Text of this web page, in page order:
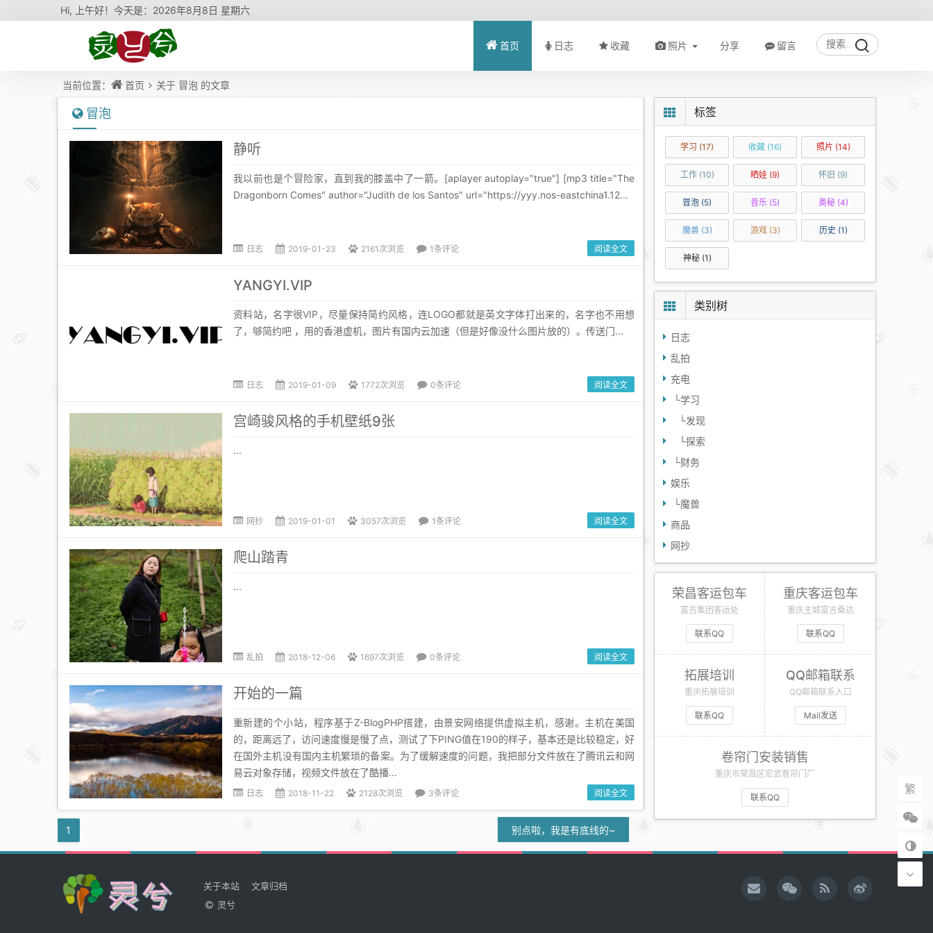
Hi, 上午好！今天是： 2026年8月8日 星期六
首页 日志 收藏 照片 分享 留言
当前位置： 首页 关于 冒泡 的文章
冒泡
静听
我以前也是个冒险家，直到我的膝盖中了一箭。[aplayer autoplay="true"] [mp3 title="The
Dragonborn Comes" author="Judith de los Santos" url="https://yyy.nos-eastchina1.12...
日志 2019-01-23 2161次浏览 1条评论 阅读全文
YANGYI.VIP
资料站，名字很VIP，尽量保持简约风格，连LOGO都就是英文字体打出来的，名字也不用想
了，够简约吧 ，用的香港虚机，图片有国内云加速（但是好像没什么图片放的）。传送门...
日志 2019-01-09 1772次浏览 0条评论 阅读全文
宫崎骏风格的手机壁纸9张
...
网抄 2019-01-01 3057次浏览 1条评论 阅读全文
爬山踏青
...
乱拍 2018-12-06 1697次浏览 0条评论 阅读全文
开始的一篇
重新建的个小站，程序基于Z-BlogPHP搭建，由景安网络提供虚拟主机，感谢。主机在美国
的，距离远了，访问速度慢是慢了点，测试了下PING值在190的样子，基本还是比较稳定，好
在国外主机没有国内主机繁琐的备案。为了缓解速度的问题，我把部分文件放在了腾讯云和网
易云对象存储，视频文件放在了酷播...
日志 2018-11-22 2128次浏览 3条评论 阅读全文
别点啦，我是有底线的~
1
标签
学习 (17) 收藏 (16) 照片 (14)
工作(10) 晒娃 (9) 怀旧 (9)
冒泡 (5) 音乐 (5) 奥秘(4)
魔兽(3) 游戏(3) 历史 (1)
神秘(1)
类别树
日志
乱拍
充电
└学习
└发现
└探索
└财务
娱乐
└魔兽
商品
网抄
荣昌客运包车
富吉集团客运处
联系QQ
重庆客运包车
重庆主城富吉桑达
联系QQ
拓展培训
重庆拓展培训
联系QQ
QQ邮箱联系
QQ邮箱联系入口
Mail发送
卷帘门安装销售
重庆市荣昌区宏武卷帘门厂
联系QQ
关于本站 文章归档
灵兮
繁